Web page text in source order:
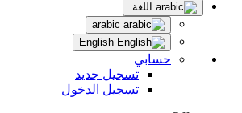
اللغة
حسابي
تسجيل جديد
تسجيل الدخول